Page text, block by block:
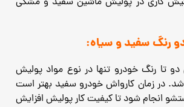
رنگ سفید و سیاه:
تا رنگ خودرو تنها در نوع مواد پولیش
در زمان کارواش خودرو سفید بهتر است
انجام شود تا کیفیت کار پولیش افزایش